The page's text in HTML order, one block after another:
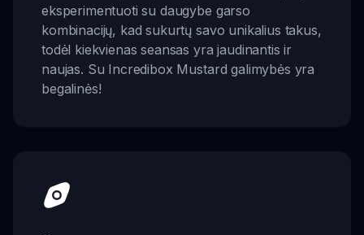
eksperimentuoti su daugybe garso
kombinacijų, kad sukurtų savo unikalius takus,
todėl kiekvienas seansas yra jaudinantis ir
naujas. Su Incredibox Mustard galimybės yra
begalinės!